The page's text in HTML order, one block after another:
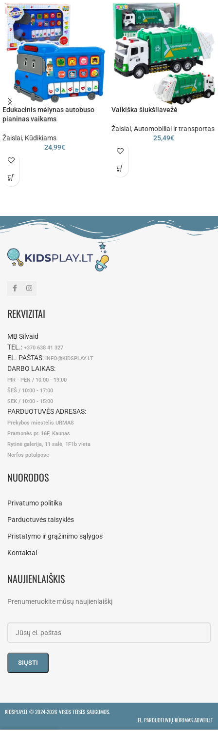
Edukacinis mėlynas autobuso
pianinas vaikams
Žaislai, Kūdikiams
24,99€
Vaikiška šiukšliavežė
Žaislai, Automobiliai ir transportas
25,49€
REKVIZITAI
MB Silvaid
TEL.: +370 638 41 327
EL. PAŠTAS: INFO@KIDSPLAY.LT
DARBO LAIKAS:
PIR - PEN / 10:00 - 19:00
ŠEŠ / 10:00 - 17:00
SEK / 10:00 - 15:00
PARDUOTUVĖS ADRESAS:
Prekybos miestelis URMAS
Pramonės pr. 16F, Kaunas
Rytinė galerija, 11 salė, 1F1b vieta
Norfos patalpose
NUORODOS
Privatumo politika
Parduotuvės taisyklės
Pristatymo ir grąžinimo sąlygos
Kontaktai
NAUJIENLAIŠKIS
Prenumeruokite mūsų naujienlaiškį
KIDSPLAY.LT ©2024-2026 VISOS TEISĖS SAUGOMOS.
EL. PARDUOTUVIŲ KŪRIMAS ADWEB.LT